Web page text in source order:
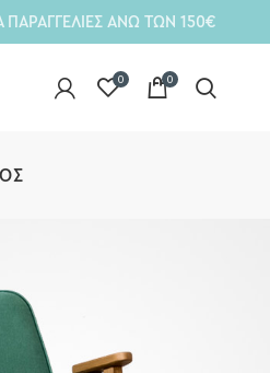
ΠΑΡΑΓΓΕΛΙΕΣ ΑΝΩ ΤΩΝ 150€
0 0